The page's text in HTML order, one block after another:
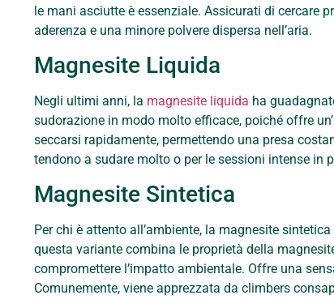
le mani asciutte è essenziale. Assicurati di
aderenza e una minore polvere dispersa nell’aria.
Magnesite Liquida
Negli ultimi anni, la magnesite liquida ha
sudorazione in modo molto efficace, poiché offre
seccarsi rapidamente, permettendo una presa
tendono a sudare molto o per le sessioni intense in
Magnesite Sintetica
Per chi è attento all’ambiente, la magnesite
questa variante combina le proprietà della
compromettere l’impatto ambientale. Offre una
Comunemente, viene apprezzata da climbers